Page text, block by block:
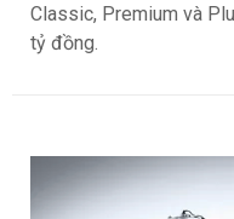
Classic, Premium và
tỷ đồng.